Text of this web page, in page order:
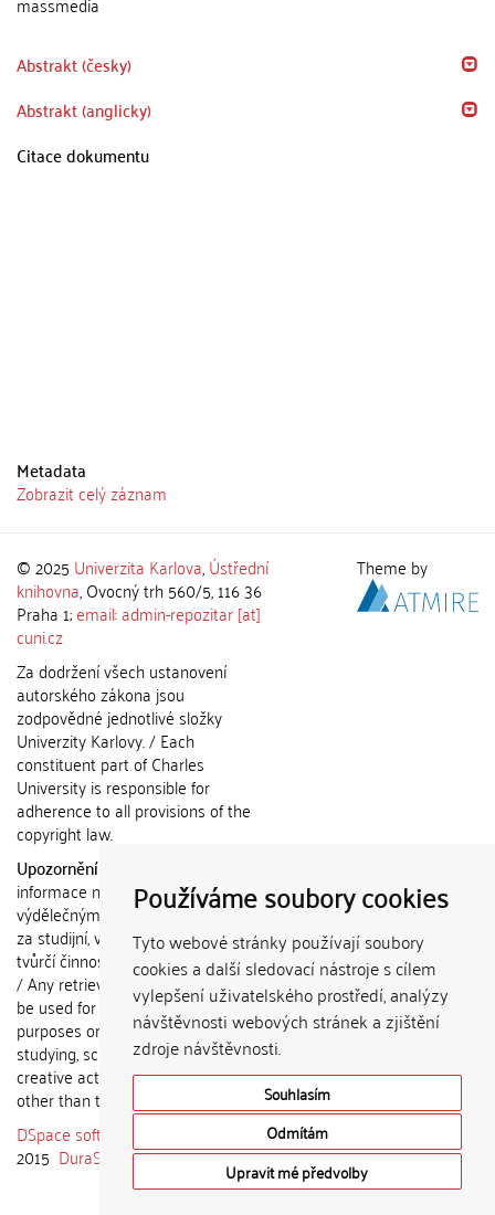
Používáme soubory cookies
Tyto webové stránky používají soubory
cookies a další sledovací nástroje s cílem
vylepšení uživatelského prostředí, analýzy
návštěvnosti webových stránek a zjištění
zdroje návštěvnosti.
Souhlasím
Odmítám
Upravit mé předvolby
Abstrakt (česky)
Abstrakt (anglicky)
Citace dokumentu
Metadata
Zobrazit celý záznam
© 2025 Univerzita Karlova,Ústřední
knihovna, Ovocný trh 560/5, 116 36
Praha 1;email: admin-repozitar [at]
cuni.cz
Za dodržení všech ustanovení
autorského zákona jsou
zodpovědné jednotlivé složky
Univerzity Karlovy. / Each
constituent part of Charles
University is responsible for
adherence to all provisions of the
copyright law.
Upozornění / Notice:
informace nemohou být použity k
výdělečným účelům nebo vydávány
za studijní, vědeckou nebo jinou
tvůrčí činnost jiné osoby než autora.
/ Any retrieved information shall not
be used for any commercial
purposes or claimed as results of
studying, scientific or any other
creative activities of any person
other than the author.
DSpace software
copyright © 2002-
2015 DuraSpace
Theme by